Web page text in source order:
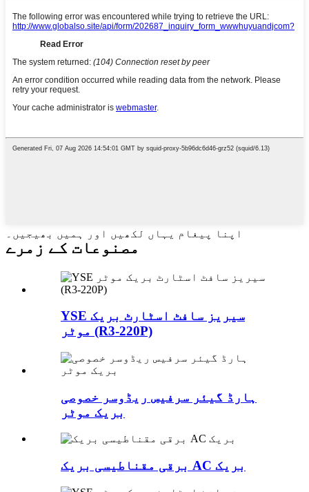
اپنا پیغام یہاں لکھیں اور ہمیں بھیجیں۔
مصنوعات کے زمرے
YSE سیریز سافٹ اسٹارٹ بریک
موٹر (R3-220P)
ہارڈ گیئر سرفیس ریڈوسر خصوصی
بریک موٹر
برقی مقناطیسی بریک AC بریک